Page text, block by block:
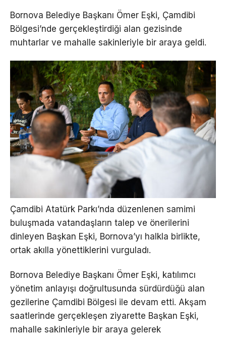
Bornova Belediye Başkanı Ömer Eşki, Çamdibi
Bölgesi’nde gerçekleştirdiği alan gezisinde
muhtarlar ve mahalle sakinleriyle bir araya geldi.
Çamdibi Atatürk Parkı’nda düzenlenen samimi
buluşmada vatandaşların talep ve önerilerini
dinleyen Başkan Eşki, Bornova’yı halkla birlikte,
ortak akılla yönettiklerini vurguladı.
Bornova Belediye Başkanı Ömer Eşki, katılımcı
yönetim anlayışı doğrultusunda sürdürdüğü alan
gezilerine Çamdibi Bölgesi ile devam etti. Akşam
saatlerinde gerçekleşen ziyarette Başkan Eşki,
mahalle sakinleriyle bir araya gelerek